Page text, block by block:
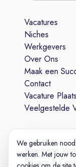
Vacatures
Niches
Werkgevers
Over Ons
Maak een
Contact
Vacature
Veelgestelde
Algemene
Privacy &
We gebruiken
werken. Met jouw